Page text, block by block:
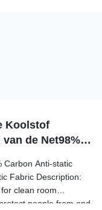
Koolstof
de Net98%
Carbon Anti-static
Fabric Description:
clean room
people from and